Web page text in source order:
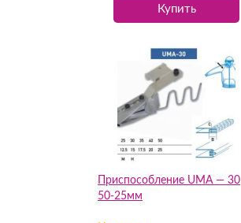
Купить
Приспособление UMA — 30
50-25мм